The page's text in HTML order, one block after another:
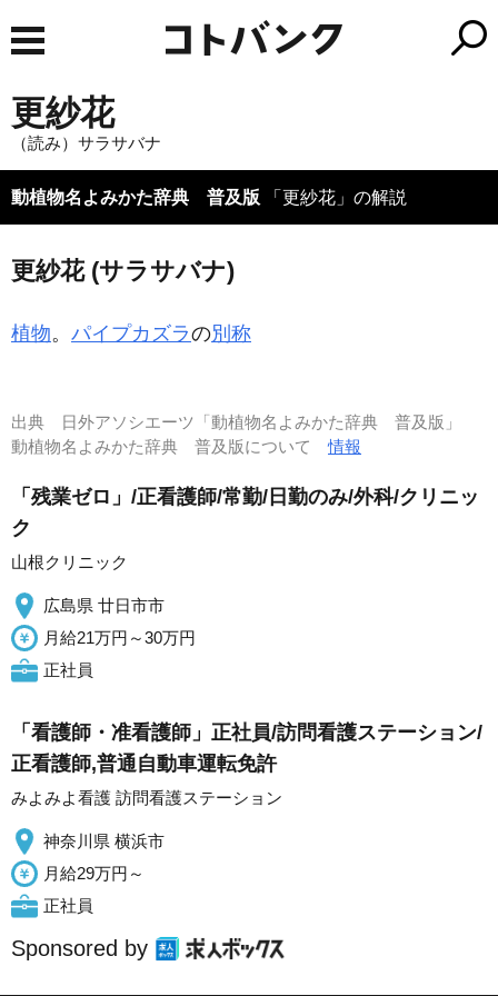
更紗花
（読み）サラサバナ
動植物名よみかた辞典 普及版 「更紗花」の解説
更紗花 (サラサバナ)
植物。 パイプカズラの別称
出典
日外アソシエーツ「動植物名よみかた辞典 普及版」
動植物名よみかた辞典 普及版について情報
「残業ゼロ」/正看護師/常勤/日勤のみ/外科/クリニッ
ク
山根クリニック
広島県 廿日市市
月給21万円～30万円
正社員
「看護師・准看護師」正社員/訪問看護ステーション/
正看護師,普通自動車運転免許
みよみよ看護 訪問看護ステーション
神奈川県 横浜市
月給29万円～
正社員
Sponsored by